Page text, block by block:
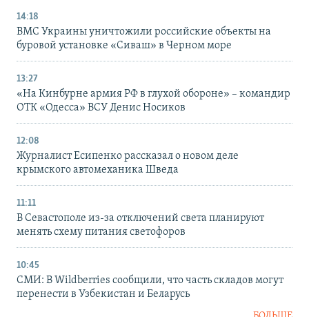
14:18
ВМС Украины уничтожили российские объекты на
буровой установке «Сиваш» в Черном море
13:27
«На Кинбурне армия РФ в глухой обороне» – командир
ОТК «Одесса» ВСУ Денис Носиков
12:08
Журналист Есипенко рассказал о новом деле
крымского автомеханика Шведа
11:11
В Севастополе из-за отключений света планируют
менять схему питания светофоров
10:45
СМИ: В Wildberries сообщили, что часть складов могут
перенести в Узбекистан и Беларусь